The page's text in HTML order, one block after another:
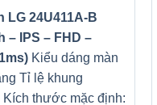
LG 24U411A-B
– IPS – FHD –
Kiểu dáng màn
Tỉ lệ khung
Kích thước mặc định: